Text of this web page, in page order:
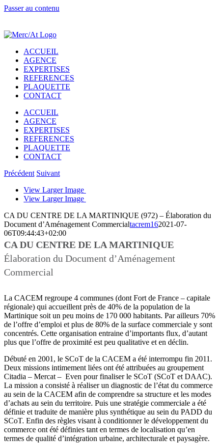
Passer au contenu
ACCUEIL
AGENCE
EXPERTISES
REFERENCES
PLAQUETTE
CONTACT
ACCUEIL
AGENCE
EXPERTISES
REFERENCES
PLAQUETTE
CONTACT
Précédent Suivant
View Larger Image
View Larger Image
CA DU CENTRE DE LA MARTINIQUE (972) – Élaboration du
Document d’Aménagement Commercialtacrem162021-07-
06T09:44:43+02:00
CA DU CENTRE DE LA MARTINIQUE
Élaboration du Document d’Aménagement
Commercial
La CACEM regroupe 4 communes (dont Fort de France – capitale
régionale) qui accueillent près de 40% de la population de la
Martinique soit un peu moins de 170 000 habitants. Par ailleurs 70%
de l’offre d’emploi et plus de 80% de la surface commerciale y sont
concentrés. Cette organisation entraine d’importants flux, d’autant
plus que l’offre de proximité est peu qualitative et en déclin.
Débuté en 2001, le SCoT de la CACEM a été interrompu fin 2011.
Deux missions intimement liées ont été attribuées au groupement
Citadia – Mercat – Even pour finaliser le SCoT (SCoT et DAAC).
La mission a consisté à réaliser un diagnostic de l’état du commerce
au sein de la CACEM afin de comprendre sa structure et les modes
d’achats au sein du territoire. Puis une stratégie commerciale a été
définie et traduite de manière plus synthétique au sein du PADD du
SCoT. Enfin des règles visant à conditionner le développement du
commerce ont été définies tant en termes de localisation qu’en
termes de qualité d’intégration urbaine, architecturale et paysagère.